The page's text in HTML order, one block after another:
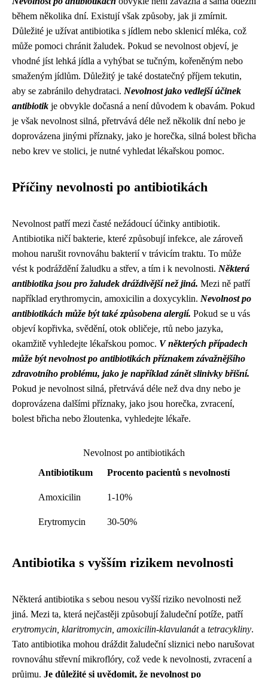
během několika dní. Existují však způsoby, jak ji zmírnit.
Důležité je užívat antibiotika s jídlem nebo sklenicí mléka, což
může pomoci chránit žaludek. Pokud se nevolnost objeví, je
vhodné jíst lehká jídla a vyhýbat se tučným, kořeněným nebo
smaženým jídlům. Důležitý je také dostatečný příjem tekutin,
aby se zabránilo dehydrataci. Nevolnost jako vedlejší účinek
antibiotik je obvykle dočasná a není důvodem k obavám. Pokud
je však nevolnost silná, přetrvává déle než několik dní nebo je
doprovázena jinými příznaky, jako je horečka, silná bolest břicha
nebo krev ve stolici, je nutné vyhledat lékařskou pomoc.
Příčiny nevolnosti po antibiotikách
Nevolnost patří mezi časté nežádoucí účinky antibiotik.
Antibiotika ničí bakterie, které způsobují infekce, ale zároveň
mohou narušit rovnováhu bakterií v trávicím traktu. To může
vést k podráždění žaludku a střev, a tím i k nevolnosti. Některá
antibiotika jsou pro žaludek dráždivější než jiná. Mezi ně patří
například erythromycin, amoxicilin a doxycyklin. Nevolnost po
antibiotikách může být také způsobena alergií. Pokud se u vás
objeví kopřivka, svědění, otok obličeje, rtů nebo jazyka,
okamžitě vyhledejte lékařskou pomoc. V některých případech
může být nevolnost po antibiotikách příznakem závažnějšího
zdravotního problému, jako je například zánět slinivky břišní.
Pokud je nevolnost silná, přetrvává déle než dva dny nebo je
doprovázena dalšími příznaky, jako jsou horečka, zvracení,
bolest břicha nebo žloutenka, vyhledejte lékaře.
Nevolnost po antibiotikách
Antibiotikum
Procento pacientů s nevolností
Amoxicilin 1-10%
Erytromycin 30-50%
Antibiotika s vyšším rizikem nevolnosti
Některá antibiotika s sebou nesou vyšší riziko nevolnosti než
jiná. Mezi ta, která nejčastěji způsobují žaludeční potíže, patří
erytromycin, klaritromycin, amoxicilin-klavulanáta tetracykliny.
Tato antibiotika mohou dráždit žaludeční sliznici nebo narušovat
rovnováhu střevní mikroflóry, což vede k nevolnosti, zvracení a
průjmu. Je důležité si uvědomit, že nevolnost po